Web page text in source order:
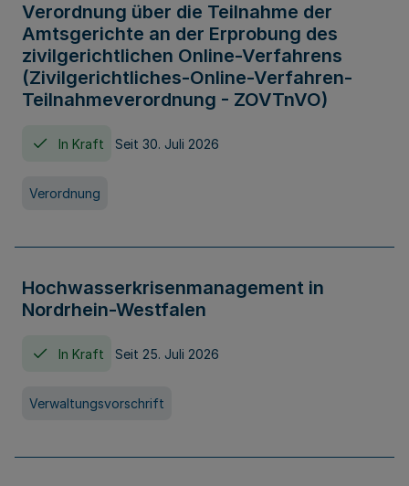
Verordnung über die Teilnahme der
Amtsgerichte an der Erprobung des
zivilgerichtlichen Online-Verfahrens
(Zivilgerichtliches-Online-Verfahren-
Teilnahmeverordnung - ZOVTnVO)
In Kraft Seit 30. Juli 2026
Verordnung
Hochwasserkrisenmanagement in
Nordrhein-Westfalen
In Kraft Seit 25. Juli 2026
Verwaltungsvorschrift